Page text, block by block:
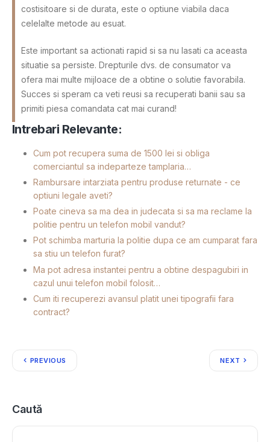
costisitoare si de durata, este o optiune viabila daca
celelalte metode au esuat.
Este important sa actionati rapid si sa nu lasati ca aceasta
situatie sa persiste. Drepturile dvs. de consumator va
ofera mai multe mijloace de a obtine o solutie favorabila.
Succes si speram ca veti reusi sa recuperati banii sau sa
primiti piesa comandata cat mai curand!
Intrebari Relevante:
Cum pot recupera suma de 1500 lei si obliga
comerciantul sa indeparteze tamplaria…
Rambursare intarziata pentru produse returnate - ce
optiuni legale aveti?
Poate cineva sa ma dea in judecata si sa ma reclame la
politie pentru un telefon mobil vandut?
Pot schimba marturia la politie dupa ce am cumparat fara
sa stiu un telefon furat?
Ma pot adresa instantei pentru a obtine despagubiri in
cazul unui telefon mobil folosit…
Cum iti recuperezi avansul platit unei tipografii fara
contract?
PREVIOUS NEXT
Caută